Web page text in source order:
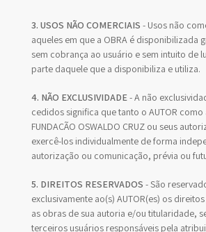
3. USOS NÃO COMERCIAIS - Usos não
aqueles em que a OBRA é disponibilizada
sem cobrança ao usuário e sem intuito de
parte daquele que a disponibiliza e utiliza.
4. NÃO EXCLUSIVIDADE- A não
cedidos significa que tanto o AUTOR como
FUNDAÇÃO OSWALDO CRUZ ou seus
exercê-los individualmente de forma
autorização ou comunicação, prévia ou
5. DIREITOS RESERVADOS - São
exclusivamente ao(s) AUTOR(es) os
as obras de sua autoria e/ou titularidade,
terceiros usuários responsáveis pela